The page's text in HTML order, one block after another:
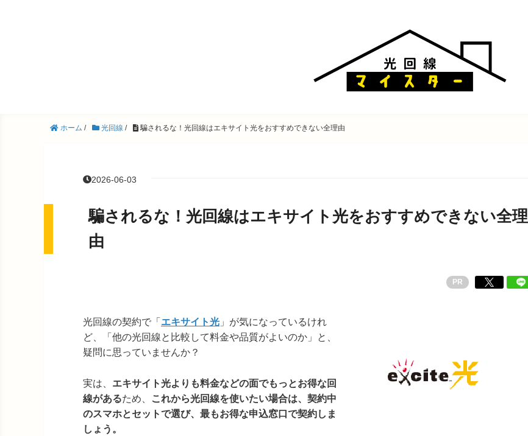
ホーム / 光回線 / 騙されるな！光回線はエキサイト光をおすすめできない全理由
2026-06-03
騙されるな！光回線はエキサイト光をおすすめできない全理
由
PR
光回線の契約で「 エキサイト光 」が気になっているけれ
ど、「他の光回線と比較して料金や品質がよいのか」と、
疑問に思っていませんか？
実は、 エキサイト光よりも料金などの面でもっとお得な回
線があるため、
これから光回線を使いたい場合は、契約中
のスマホとセットで選び、最もお得な申込窓口で契約しま
しょう。